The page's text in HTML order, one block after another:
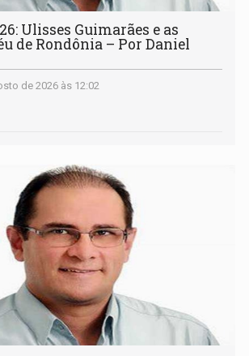
Ulisses Guimarães e as
de Rondônia – Por Daniel
de 2026 às 12:02